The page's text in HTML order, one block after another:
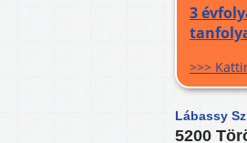
3
>>>
Lábassy
5200